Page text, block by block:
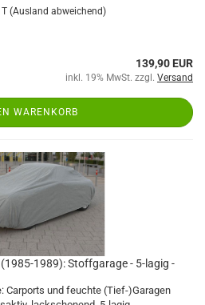
T (Ausland abweichend)
139,90 EUR
inkl. 19% MwSt. zzgl. Versand
WARENKORB
1989): Stoffgarage - 5-lagig -
Carports und feuchte (Tief-)Garagen